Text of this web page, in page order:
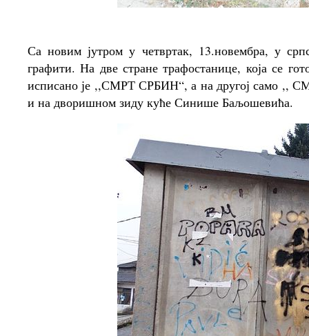
Са новим јутром у четвртак, 13.новембра, у
графити. На две стране трафостанице, која се
исписано је ,,СМРТ СРБИН“, а на другој само ,,
и на дворишном зиду куће Синише Баљошевића.